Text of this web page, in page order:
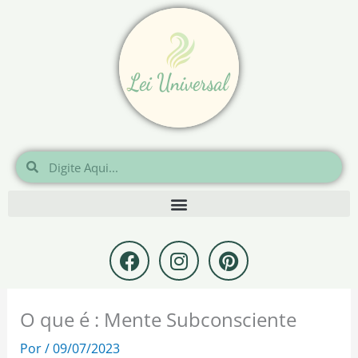
Pesquisar
Pesquisar
F
a
c
e
b
I
n
s
t
a
P
i
n
t
e
O que é : Mente Subconsciente
Por/09/07/2023